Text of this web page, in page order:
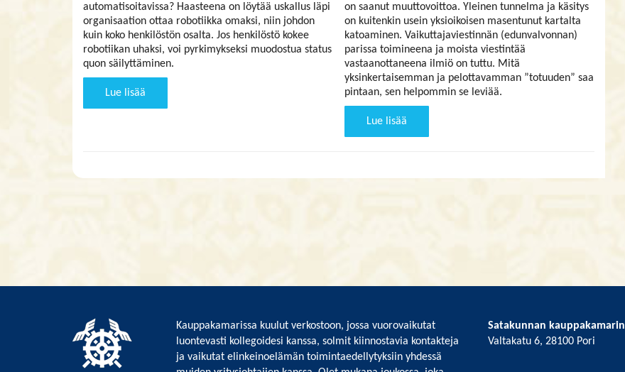
automatisoitavissa? Haasteena on löytää uskallus läpi
organisaation ottaa robotiikka omaksi, niin johdon
kuin koko henkilöstön osalta. Jos henkilöstö kokee
robotiikan uhaksi, voi pyrkimykseksi muodostua status
quon säilyttäminen.
Lue lisää
on saanut muuttovoittoa. Yleinen tunnelma ja käsitys
on kuitenkin usein yksioikoisen masentunut kartalta
katoaminen. Vaikuttajaviestinnän (edunvalvonnan)
parissa toimineena ja moista viestintää
vastaanottaneena ilmiö on tuttu. Mitä
yksinkertaisemman ja pelottavamman ”totuuden” saa
pintaan, sen helpommin se leviää.
Lue lisää
Kauppakamarissa kuulut verkostoon, jossa vuorovaikutat
luontevasti kollegoidesi kanssa, solmit kiinnostavia kontakteja
ja vaikutat elinkeinoelämän toimintaedellytyksiin yhdessä
Satakunnan kauppakamarin
Valtakatu 6, 28100 Pori